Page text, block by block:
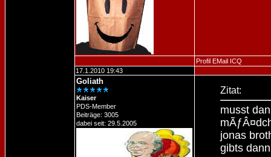
Profil EMail ICQ
17.1.2010 19:43
Goliath
Kaiser
PDS-Member
Beiträge: 3005
dabei seit: 29.5.2005
Zitat:
musst
jonas
gibts